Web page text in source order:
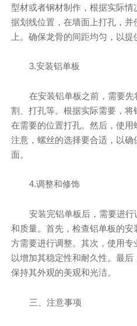
型材或者钢材制作，根据实际
据划线位置，在墙面上打孔，
上。确保龙骨的间距均匀，以提
3.安装铝单板
在安装铝单板之前，需要
割、打孔等。根据实际需要，
在需要的位置打孔。然后，使用
注意，螺丝的选择要合适，以
面。
4.调整和修饰
安装完铝单板后，需要进
和质量。首先，检查铝单板的
方需要进行调整。其次，使用专
以增加其稳定性和耐久性。最后
保持其外观的美观和光洁。
三、注意事项